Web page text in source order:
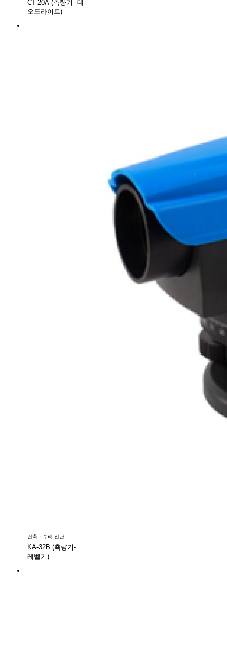
CT-20A (측량기- 데
오도라이트)
건축ㆍ수리 진단
KA-32B (측량기-
레벨기)